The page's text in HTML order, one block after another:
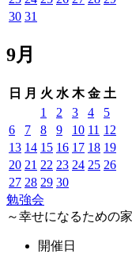
30 31
9月
日 月 火 水 木 金 土
1
2 3 4
5
6
7 8 9 10 11 12
13 14 15 16 17 18 19
20 21 22 23 24 25 26
27 28 29 30
勉強会
～幸せになるための
開催日